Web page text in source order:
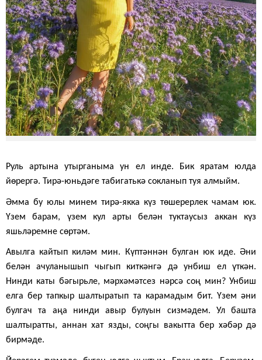
Руль артына утырганыма ун ел инде. Бик яратам юлда
йөрергә. Тирә-юньдәге табигатькә сокланып туя алмыйм.
Әмма бу юлы минем тирә-якка күз төшерерлек чамам юк.
Үзем барам, үзем кул арты белән туктаусыз аккан күз
яшьләремне сөртәм.
Авылга кайтып киләм мин. Күптәннән булган юк иде. Әни
белән ачуланышып чыгып киткәнгә дә унбиш ел үткән.
Нинди каты бәгырьле, мәрхәмәтсез нәрсә соң мин? Унбиш
елга бер тапкыр шалтыратып та карамадым бит. Үзем әни
булгач та аңа нинди авыр булуын сизмәдем. Ул башта
шалтыратты, аннан хат язды, соңгы вакытта бер хәбәр дә
бирмәде.